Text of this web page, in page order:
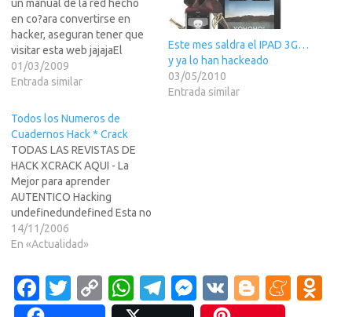
un manual de la red hecho
en co?ara convertirse en
hacker, aseguran tener que
visitar esta web jajajaEl
manual lo lei hace tiempo,
pero no me acorde de el
esta entero en LEER
MS>>>Howto para
convertirte en hacker:1. En…
01/03/2009
Entrada similar
Este mes saldra el IPAD 3G…
y ya lo han hackeado
03/05/2010
Entrada similar
Todos los Numeros de
Cuadernos Hack * Crack
TODAS LAS REVISTAS DE
HACK XCRACK AQUI - La
Mejor para aprender
AUTENTICO Hacking
undefinedundefined Esta no
es una revista m? por primera
vez ten? ante vosotros una
ofrecer?a posibilidad de
explorar la red tal y como
debe explorarse Esta
14/11/2006
En «Actualidad»
Fa T
C
W
T
M
V
Bl
M